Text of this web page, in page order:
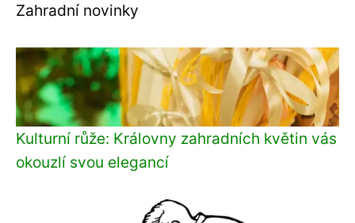
Zahradní novinky
Kulturní růže: Královny zahradních květin vás
okouzlí svou elegancí